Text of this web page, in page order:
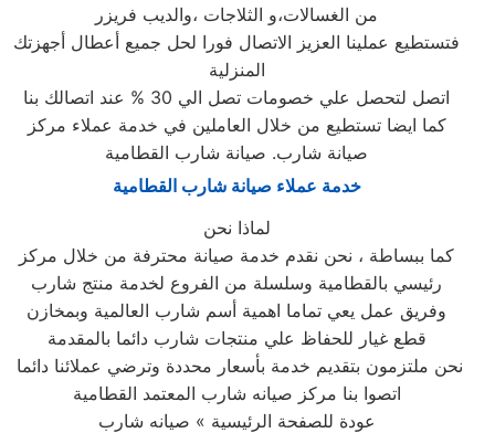
من الغسالات،و الثلاجات ،والديب فريزر
فتستطيع عملينا العزيز الاتصال فورا لحل جميع أعطال أجهزتك
المنزلية
اتصل لتحصل علي خصومات تصل الي 30 % عند اتصالك بنا
كما ايضا تستطيع من خلال العاملين في خدمة عملاء مركز
صيانة شارب. صيانة شارب القطامية
خدمة عملاء صيانة شارب القطامية
لماذا نحن
كما ببساطة ، نحن نقدم خدمة صيانة محترفة من خلال مركز
رئيسي بالقطامية وسلسلة من الفروع لخدمة منتج شارب
وفريق عمل يعي تماما اهمية أسم شارب العالمية وبمخازن
قطع غيار للحفاظ علي منتجات شارب دائما بالمقدمة
اتصوا بنا مركز صيانه شارب المعتمد القطامية
عودة للصفحة الرئيسية » صيانه شارب